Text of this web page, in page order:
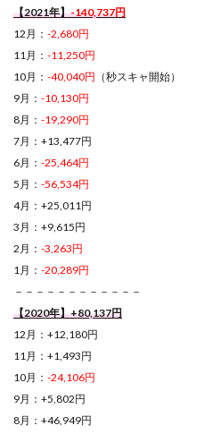
【2021年】-140,737円
12月： -2,680円
11月： -11,250円
10月： -40,040円 （秒スキャ開始）
9月： -10,130円
8月： -19,290円
7月：+13,477円
6月： -25,464円
5月： -56,534円
4月：+25,011円
3月：+9,615円
2月： -3,263円
1月： -20,289円
－－－－－－－－－－－－
【2020年】+80,137円
12月：+12,180円
11月：+1,493円
10月： -24,106円
9月：+5,802円
8月：+46,949円